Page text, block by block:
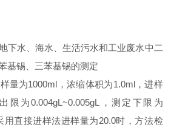
下水、海水、生活污水和工业废水中二
基锡、三苯基锡的测定
量为1000ml，浓缩体积为1.0ml，进样
限为0.004gL~0.005gL，测定下限为
用直接进样法进样量为20.0时，方法检